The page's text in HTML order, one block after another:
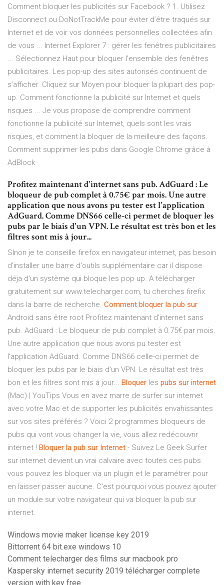
Comment bloquer les publicités sur Facebook ? 1. Utilisez
Disconnect ou DoNotTrackMe pour éviter d’être traqués sur
Internet et de voir vos données personnelles collectées afin
de vous ... Internet Explorer 7 : gérer les fenêtres publicitaires
... Sélectionnez Haut pour bloquer l’ensemble des fenêtres
publicitaires. Les pop-up des sites autorisés continuent de
s’afficher. Cliquez sur Moyen pour bloquer la plupart des pop-
up. Comment fonctionne la publicité sur Internet et quels
risques ... Je vous propose de comprendre comment
fonctionne la publicité sur Internet, quels sont les vrais
risques, et comment la bloquer de la meilleure des façons.
Comment supprimer les pubs dans Google Chrome grâce à
AdBlock
Profitez maintenant d'internet sans pub. AdGuard : Le
bloqueur de pub complet à 0.75€ par mois. Une autre
application que nous avons pu tester est l'application
AdGuard. Comme DNS66 celle-ci permet de bloquer les
pubs par le biais d'un VPN. Le résultat est très bon et les
filtres sont mis à jour...
SInon je te conseille firefox en navigateur internet, pas besoin
d'installer une barre d'outils supplémentaire car il dispose
déja d'un système qui bloque les pop up. A télécharger
gratuitement sur www.telecharger.com, tu cherches firefix
dans la barre de recherche. Comment bloquer la pub sur
Android sans être root Profitez maintenant d'internet sans
pub. AdGuard : Le bloqueur de pub complet à 0.75€ par mois.
Une autre application que nous avons pu tester est
l'application AdGuard. Comme DNS66 celle-ci permet de
bloquer les pubs par le biais d'un VPN. Le résultat est très
bon et les filtres sont mis à jour... Bloquer les pubs sur internet
(Mac) | YouTips Vous en avez marre de surfer sur internet
avec votre Mac et de supporter les publicités envahissantes
sur vos sites préférés ? Voici 2 programmes bloqueurs de
pubs qui vont vous changer la vie, vous allez redécouvrir
internet ! Bloquer la pub sur Internet - Suivez Le Geek Surfer
sur internet devient un vrai calvaire avec toutes ces pubs
vous pouvez les bloquer via un plugin et le paramétrer pour
en laisser passer aucune. C'est pourquoi vous pouvez ajouter
un module sur votre navigateur qui va bloquer la pub sur
internet.
Windows movie maker license key 2019
Bittorrent 64 bit.exe windows 10
Comment telecharger des films sur macbook pro
Kaspersky internet security 2019 télécharger complete
version with key free